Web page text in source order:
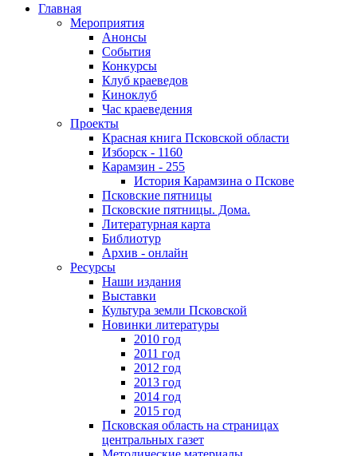
Главная
Мероприятия
Анонсы
События
Конкурсы
Клуб краеведов
Киноклуб
Час краеведения
Проекты
Красная книга Псковской области
Изборск - 1160
Карамзин - 255
История Карамзина о Пскове
Псковские пятницы
Псковские пятницы. Дома.
Литературная карта
Библиотур
Архив - онлайн
Ресурсы
Наши издания
Выставки
Культура земли Псковской
Новинки литературы
2010 год
2011 год
2012 год
2013 год
2014 год
2015 год
Псковская область на страницах
центральных газет